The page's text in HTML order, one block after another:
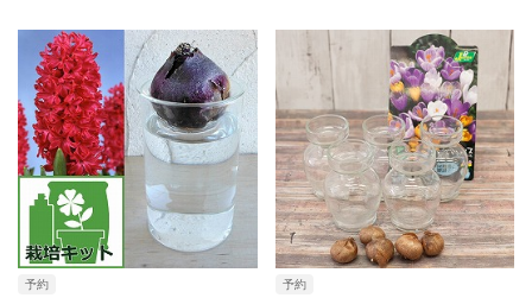
予約 予約